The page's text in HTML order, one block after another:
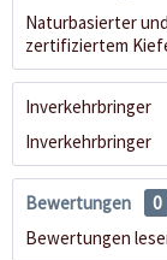
Naturbasierter
zertifiziertem
Inverkehrbringer
Inverkehrbringer
Bewertungen
0
Bewertungen